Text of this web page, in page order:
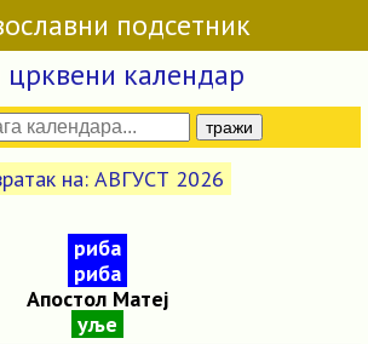
подсетник
календар
на: АВГУСТ 2026
риба
риба
Апостол Матеј
уље